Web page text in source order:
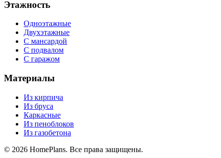
Этажность
Одноэтажные
Двухэтажные
С мансардой
С подвалом
С гаражом
Материалы
Из кирпича
Из бруса
Каркасные
Из пеноблоков
Из газобетона
© 2026 HomePlans. Все права защищены.